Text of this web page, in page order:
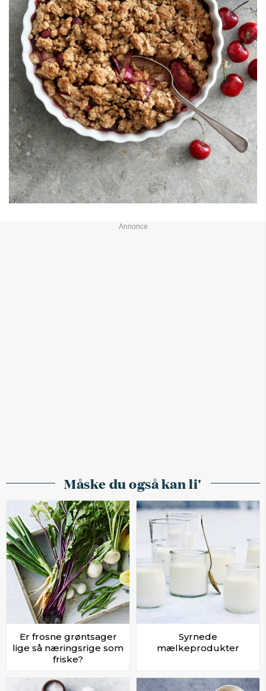
Måske du også kan li'
Er frosne grøntsager
lige så næringsrige som
friske?
Syrnede
mælkeprodukter